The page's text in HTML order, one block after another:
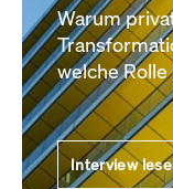
Warum
welche
Interview